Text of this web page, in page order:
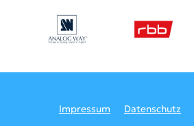
Impressum Datenschutz